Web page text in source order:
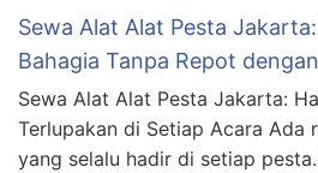
Sewa Alat Alat Pesta
Bahagia Tanpa Repot
Sewa Alat Alat Pesta Jakarta:
Terlupakan di Setiap Acara Ada
yang selalu hadir di setiap